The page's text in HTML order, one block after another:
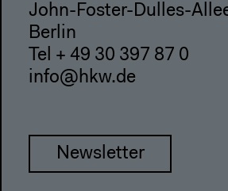
John-Foster-Dulles-
Berlin
Tel + 49 30 397 87 0
info@hkw.de
Newsletter